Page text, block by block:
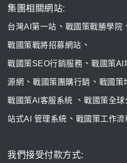
集團相關網站:
台灣AI第一站 、 戰國策戰勝學院
戰國策戰將招募網站 、
戰國策SEO行銷服務 、 戰國策AI
源網 、 戰國策團購行銷 、 戰國策
戰國策AI客服系統 、 戰國策全球
站式AI 管理系統 、 戰國策工作
我們接受付款方式: